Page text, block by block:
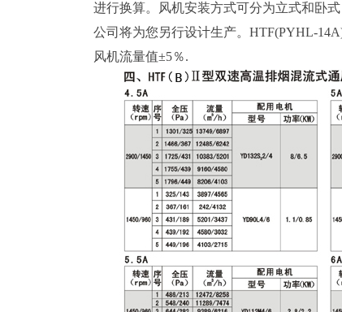
进行换算。风机安装方式可分为立式和卧
公司将为您另行设计生产。HTF(PYHL-
风机流量值±5％.